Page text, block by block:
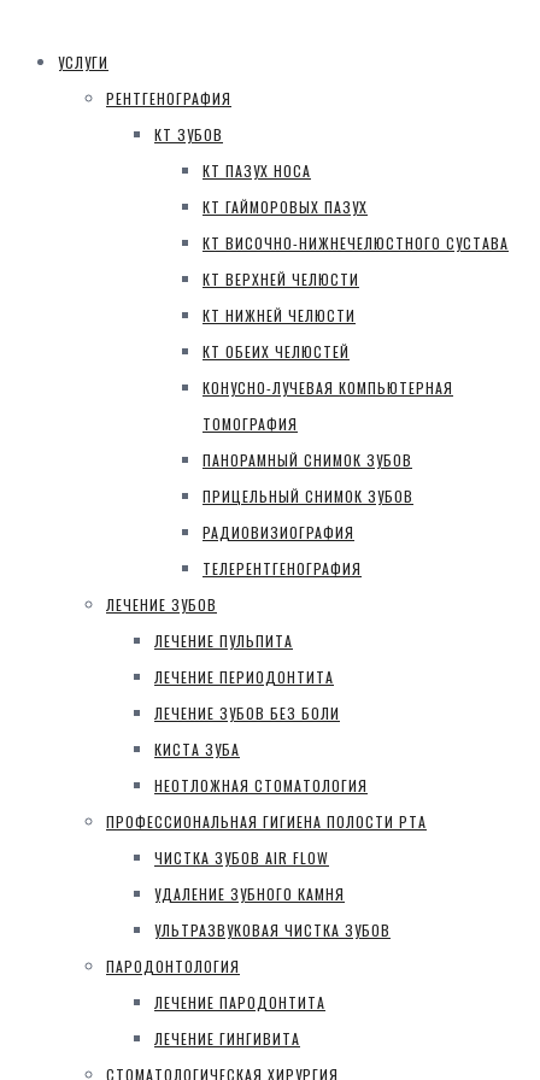
УСЛУГИ
РЕНТГЕНОГРАФИЯ
КТ ЗУБОВ
КТ ПАЗУХ НОСА
КТ ГАЙМОРОВЫХ ПАЗУХ
КТ ВИСОЧНО-НИЖНЕЧЕЛЮСТНОГО СУСТАВА
КТ ВЕРХНЕЙ ЧЕЛЮСТИ
КТ НИЖНЕЙ ЧЕЛЮСТИ
КТ ОБЕИХ ЧЕЛЮСТЕЙ
КОНУСНО-ЛУЧЕВАЯ КОМПЬЮТЕРНАЯ
ТОМОГРАФИЯ
ПАНОРАМНЫЙ СНИМОК ЗУБОВ
ПРИЦЕЛЬНЫЙ СНИМОК ЗУБОВ
РАДИОВИЗИОГРАФИЯ
ТЕЛЕРЕНТГЕНОГРАФИЯ
ЛЕЧЕНИЕ ЗУБОВ
ЛЕЧЕНИЕ ПУЛЬПИТА
ЛЕЧЕНИЕ ПЕРИОДОНТИТА
ЛЕЧЕНИЕ ЗУБОВ БЕЗ БОЛИ
КИСТА ЗУБА
НЕОТЛОЖНАЯ СТОМАТОЛОГИЯ
ПРОФЕССИОНАЛЬНАЯ ГИГИЕНА ПОЛОСТИ РТА
ЧИСТКА ЗУБОВ AIR FLOW
УДАЛЕНИЕ ЗУБНОГО КАМНЯ
УЛЬТРАЗВУКОВАЯ ЧИСТКА ЗУБОВ
ПАРОДОНТОЛОГИЯ
ЛЕЧЕНИЕ ПАРОДОНТИТА
ЛЕЧЕНИЕ ГИНГИВИТА
СТОМАТОЛОГИЧЕСКАЯ ХИРУРГИЯ